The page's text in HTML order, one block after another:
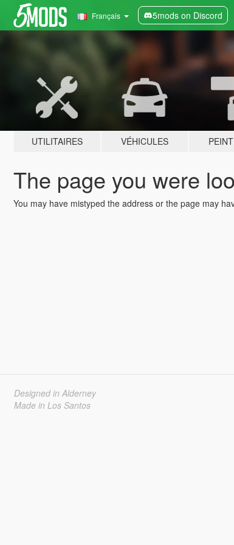
Français 5mods on Discord
UTILITAIRES VÉHICULES
The page you were
You may have mistyped the address or the page may
Designed in Alderney
Made in Los Santos